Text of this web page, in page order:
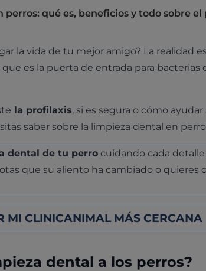
qué es, beneficios y todo sobre el
la vida de tu mejor amigo? La realidad
que es la puerta de entrada para
la profilaxis, si es segura o cómo
saber sobre la limpieza dental en
dental de tu perro cuidando cada
que su aliento ha cambiado o quieres
MI CLINICANIMAL MÁS CERCANA
dental a los perros?